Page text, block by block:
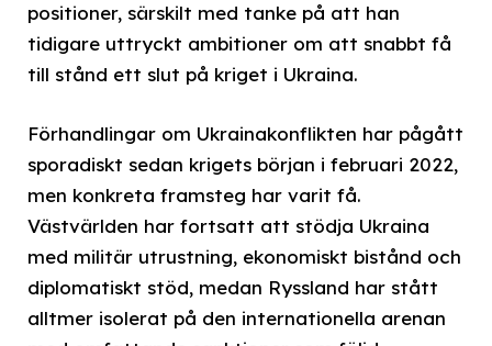
positioner, särskilt med tanke på att han
tidigare uttryckt ambitioner om att snabbt få
till stånd ett slut på kriget i Ukraina.
Förhandlingar om Ukrainakonflikten har pågått
sporadiskt sedan krigets början i februari 2022,
men konkreta framsteg har varit få.
Västvärlden har fortsatt att stödja Ukraina
med militär utrustning, ekonomiskt bistånd och
diplomatiskt stöd, medan Ryssland har stått
alltmer isolerat på den internationella arenan